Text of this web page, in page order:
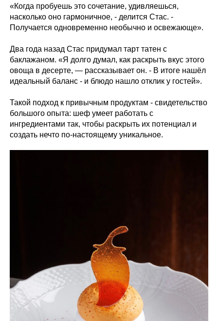
«Когда пробуешь это сочетание, удивляешься,
насколько оно гармоничное, - делится Стас. -
Получается одновременно необычно и освежающе».
Два года назад Стас придумал тарт татен с
баклажаном. «Я долго думал, как раскрыть вкус этого
овоща в десерте, — рассказывает он. - В итоге нашёл
идеальный баланс - и блюдо нашло отклик у гостей».
Такой подход к привычным продуктам - свидетельство
большого опыта: шеф умеет работать с
ингредиентами так, чтобы раскрыть их потенциал и
создать нечто по‑настоящему уникальное.